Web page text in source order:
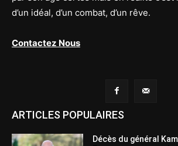
d’un idéal, d’un combat, d’un rêve.
Contactez Nous
ARTICLES POPULAIRES
Décès du général